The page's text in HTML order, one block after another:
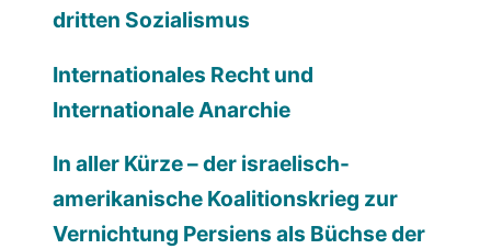
dritten Sozialismus
Internationales Recht und
Internationale Anarchie
In aller Kürze – der israelisch-
amerikanische Koalitionskrieg zur
Vernichtung Persiens als Büchse der